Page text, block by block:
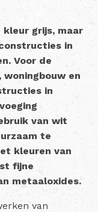
kleur grijs, maar
in
Voor de
en
in
van wit
te
kleuren van
fijne
metaaloxides.
van